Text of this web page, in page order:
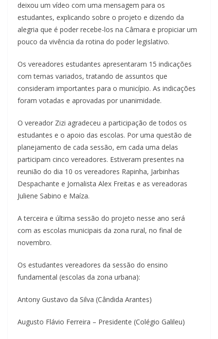
deixou um vídeo com uma mensagem para os
estudantes, explicando sobre o projeto e dizendo da
alegria que é poder recebe-los na Câmara e propiciar um
pouco da vivência da rotina do poder legislativo.
Os vereadores estudantes apresentaram 15 indicações
com temas variados, tratando de assuntos que
consideram importantes para o município. As indicações
foram votadas e aprovadas por unanimidade.
O vereador Zizi agradeceu a participação de todos os
estudantes e o apoio das escolas. Por uma questão de
planejamento de cada sessão, em cada uma delas
participam cinco vereadores. Estiveram presentes na
reunião do dia 10 os vereadores Rapinha, Jarbinhas
Despachante e Jornalista Alex Freitas e as vereadoras
Juliene Sabino e Maíza.
A terceira e última sessão do projeto nesse ano será
com as escolas municipais da zona rural, no final de
novembro.
Os estudantes vereadores da sessão do ensino
fundamental (escolas da zona urbana):
Antony Gustavo da Silva (Cândida Arantes)
Augusto Flávio Ferreira – Presidente (Colégio Galileu)